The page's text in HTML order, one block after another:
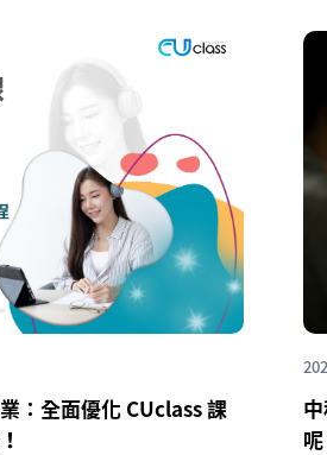
：全面優化 CUclass 課